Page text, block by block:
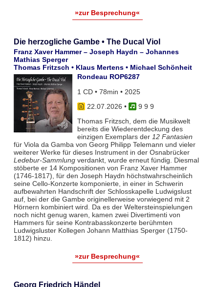
»zur Besprechung«
Die herzogliche Gambe • The Ducal Viol
Franz Xaver Hammer – Joseph Haydn – Johannes
Mathias Sperger
Thomas Fritzsch • Klaus Mertens • Michael Schönheit
Rondeau ROP6287
1 CD • 78min • 2025
22.07.2026 •
9 9 9
Thomas Fritzsch, dem die Musikwelt
bereits die Wiederentdeckung des
einzigen Exemplars der 12 Fantasien
für Viola da Gamba von Georg Philipp Telemann und vieler
weiterer Werke für dieses Instrument in der Osnabrücker
Ledebur-Sammlungverdankt, wurde erneut fündig. Diesmal
stöberte er 14 Kompositionen von Franz Xaver Hammer
(1746-1817), für den Joseph Haydn höchstwahrscheinlich
seine Cello-Konzerte komponierte, in einer in Schwerin
aufbewahrten Handschrift der Schlosskapelle Ludwigslust
auf, bei der die Gambe originellerweise vorwiegend mit 2
Hörnern kombiniert wird. Da es der Weltersteinspielungen
noch nicht genug waren, kamen zwei Divertimenti von
Hammers für seine Kontrabasskonzerte berühmten
Ludwigsluster Kollegen Johann Matthias Sperger (1750-
1812) hinzu.
»zur Besprechung«
Georg Friedrich Händel